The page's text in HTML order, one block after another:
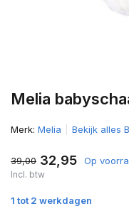
Melia
Merk: Melia Bekijk alles
39,00 32,95 Op
Incl. btw
1 tot 2 werkdagen